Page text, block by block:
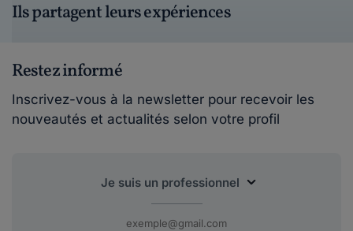
Ils partagent leurs expériences
Restez informé
Inscrivez-vous à la newsletter pour recevoir les
nouveautés et actualités selon votre profil